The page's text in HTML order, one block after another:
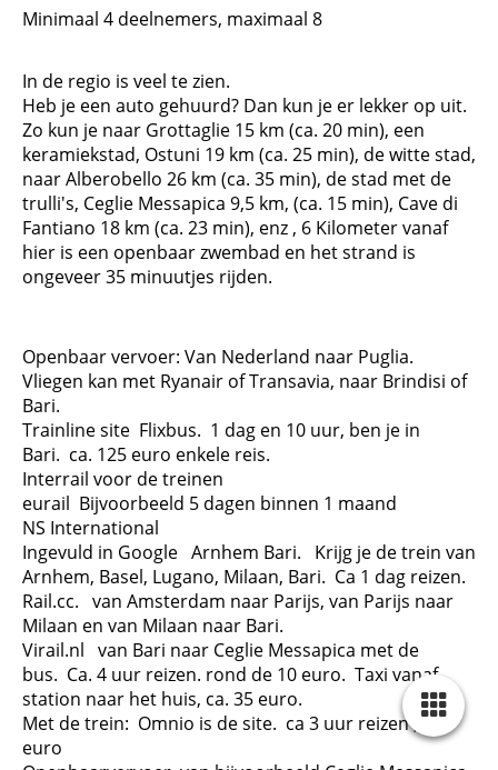
Minimaal 4 deelnemers, maximaal 8
In de regio is veel te zien.
Heb je een auto gehuurd? Dan kun je er lekker op uit.
Zo kun je naar Grottaglie 15 km (ca. 20 min), een
keramiekstad, Ostuni 19 km (ca. 25 min), de witte stad,
naar Alberobello 26 km (ca. 35 min), de stad met de
trulli's, Ceglie Messapica 9,5 km, (ca. 15 min), Cave di
Fantiano 18 km (ca. 23 min), enz , 6 Kilometer vanaf
hier is een openbaar zwembad en het strand is
ongeveer 35 minuutjes rijden.
Openbaar vervoer: Van Nederland naar Puglia.
Vliegen kan met Ryanair of Transavia, naar Brindisi of
Bari.
Trainline site Flixbus. 1 dag en 10 uur, ben je in
Bari. ca. 125 euro enkele reis.
Interrail voor de treinen
eurail Bijvoorbeeld 5 dagen binnen 1 maand
NS International
Ingevuld in Google Arnhem Bari. Krijg je de trein van
Arnhem, Basel, Lugano, Milaan, Bari. Ca 1 dag reizen.
Rail.cc. van Amsterdam naar Parijs, van Parijs naar
Milaan en van Milaan naar Bari.
Virail.nl van Bari naar Ceglie Messapica met de
bus. Ca. 4 uur reizen. rond de 10 euro. Taxi vanaf
station naar het huis, ca. 35 euro.
Met de trein: Omnio is de site. ca 3 uur reizen , 17
euro